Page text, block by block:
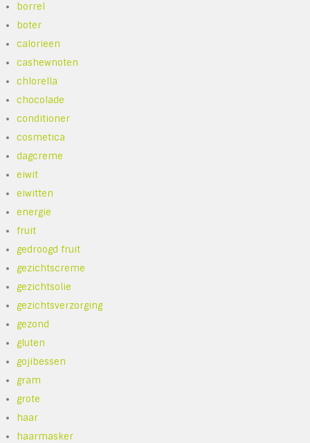
borrel
boter
calorieen
cashewnoten
chlorella
chocolade
conditioner
cosmetica
dagcreme
eiwit
eiwitten
energie
fruit
gedroogd fruit
gezichtscreme
gezichtsolie
gezichtsverzorging
gezond
gluten
gojibessen
gram
grote
haar
haarmasker